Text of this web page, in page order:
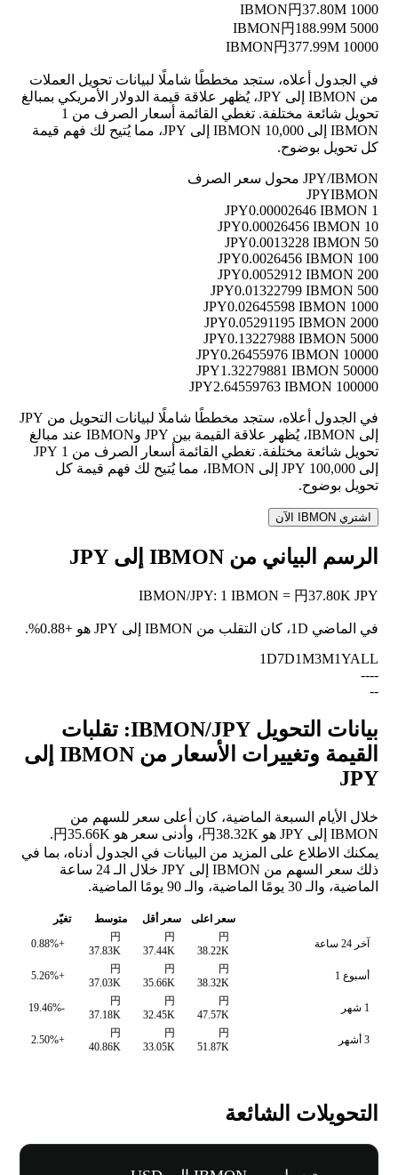
1000 IBMON
円37.80M
5000 IBMON
円188.99M
10000 IBMON
円377.99M
في الجدول أعلاه، ستجد مخططًا شاملًا لبيانات تحويل العملات
من IBMON إلى JPY، يُظهر علاقة قيمة الدولار الأمريكي بمبالغ
تحويل شائعة مختلفة. تغطي القائمة أسعار الصرف من 1
IBMON إلى 10,000 IBMON إلى JPY، مما يُتيح لك فهم قيمة
كل تحويل بوضوح.
JPY/IBMON محول سعر الصرف
JPYIBMON
1 JPY
0.00002646 IBMON
10 JPY
0.00026456 IBMON
50 JPY
0.0013228 IBMON
100 JPY
0.0026456 IBMON
200 JPY
0.0052912 IBMON
500 JPY
0.01322799 IBMON
1000 JPY
0.02645598 IBMON
2000 JPY
0.05291195 IBMON
5000 JPY
0.13227988 IBMON
10000 JPY
0.26455976 IBMON
50000 JPY
1.32279881 IBMON
100000 JPY
2.64559763 IBMON
في الجدول أعلاه، ستجد مخططًا شاملًا لبيانات التحويل من JPY
إلى IBMON، يُظهر علاقة القيمة بين JPY وIBMON عند مبالغ
تحويل شائعة مختلفة. تغطي القائمة أسعار الصرف من 1 JPY
إلى 100,000 JPY إلى IBMON، مما يُتيح لك فهم قيمة كل
تحويل بوضوح.
اشتري IBMON الآن
الرسم البياني من IBMON إلى JPY
IBMON/JPY: 1 IBMON = 円37.80K JPY
في الماضي 1D، كان التقلب من IBMON إلى JPY هو +0.88%
.
1D7D1M3M1YALL
--
--
--
بيانات التحويل IBMON/JPY: تقلبات
القيمة وتغييرات الأسعار من IBMON إلى
JPY
خلال الأيام السبعة الماضية، كان أعلى سعر للسهم من
IBMON إلى JPY هو 円38.32K، وأدنى سعر هو 円35.66K.
يمكنك الاطلاع على المزيد من البيانات في الجدول أدناه، بما في
ذلك سعر السهم من IBMON إلى JPY خلال الـ 24 ساعة
الماضية، والـ 30 يومًا الماضية، والـ 90 يومًا الماضية.
سعر اعلى سعر أقل متوسط
تغيّر
آخر 24 ساعة
円
38.22K
円
37.44K
円
37.83K
+0.88%
أسبوع 1
円
38.32K
円
35.66K
円
37.03K
+5.26%
1 شهر
円
47.57K
円
32.45K
円
37.18K
-19.46%
3 أشهر
円
51.87K
円
33.05K
円
40.86K
+2.50%
التحويلات الشائعة